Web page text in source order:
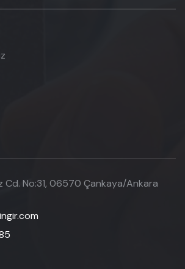
Cd. No:31, 06570 Çankaya/Ankara